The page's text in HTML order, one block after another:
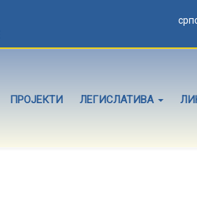
ПРОЈЕКТИ ЛЕГИСЛАТИВА